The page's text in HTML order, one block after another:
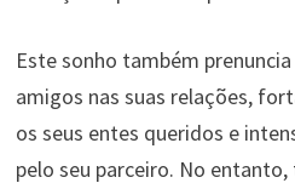
Este sonho também
amigos nas suas relações,
os seus entes queridos e
pelo seu parceiro. No